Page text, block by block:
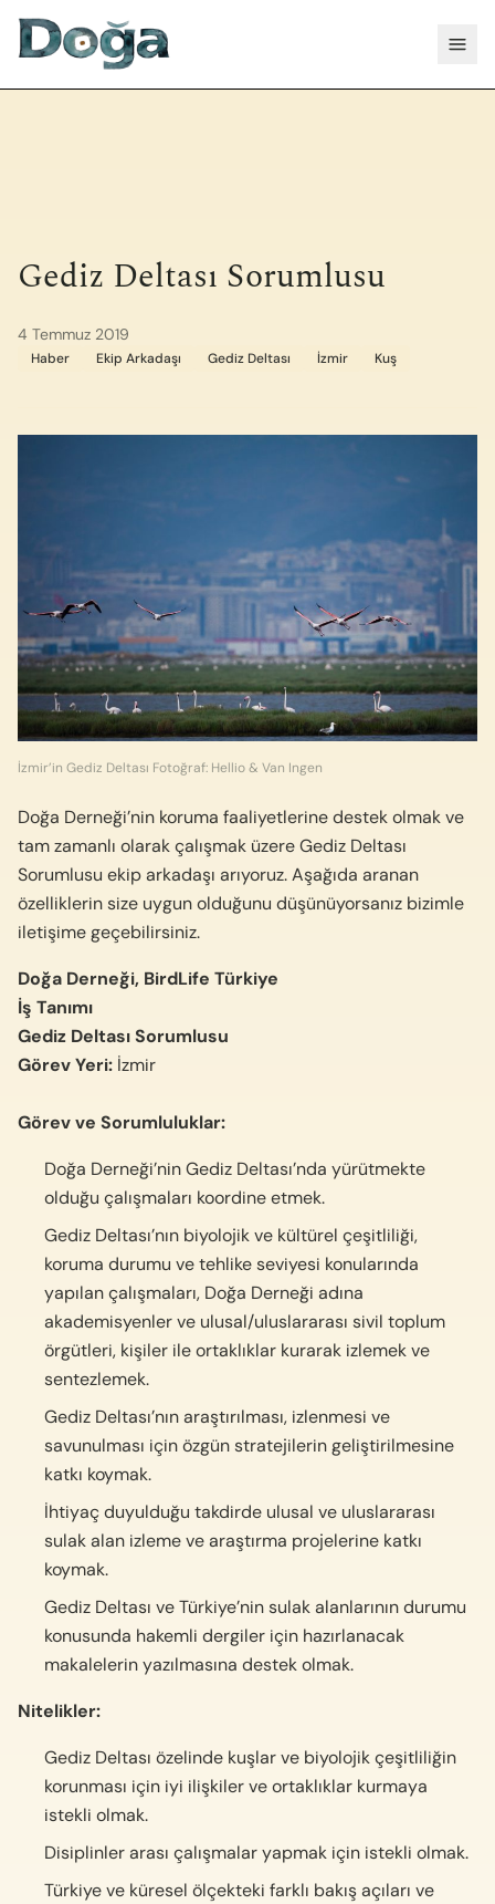
Gediz Deltası Sorumlusu
4 Temmuz 2019
Haber Ekip Arkadaşı Gediz Deltası İzmir Kuş
İzmir’in Gediz Deltası Fotoğraf: Hellio & Van Ingen
Doğa Derneği’nin koruma faaliyetlerine destek olmak ve
tam zamanlı olarak çalışmak üzere Gediz Deltası
Sorumlusu ekip arkadaşı arıyoruz. Aşağıda aranan
özelliklerin size uygun olduğunu düşünüyorsanız bizimle
iletişime geçebilirsiniz.
Doğa Derneği, BirdLife Türkiye
İş Tanımı
Gediz Deltası Sorumlusu
Görev Yeri: İzmir
Görev ve Sorumluluklar:
Doğa Derneği’nin Gediz Deltası’nda yürütmekte
olduğu çalışmaları koordine etmek.
Gediz Deltası’nın biyolojik ve kültürel çeşitliliği,
koruma durumu ve tehlike seviyesi konularında
yapılan çalışmaları, Doğa Derneği adına
akademisyenler ve ulusal/uluslararası sivil toplum
örgütleri, kişiler ile ortaklıklar kurarak izlemek ve
sentezlemek.
Gediz Deltası’nın araştırılması, izlenmesi ve
savunulması için özgün stratejilerin geliştirilmesine
katkı koymak.
İhtiyaç duyulduğu takdirde ulusal ve uluslararası
sulak alan izleme ve araştırma projelerine katkı
koymak.
Gediz Deltası ve Türkiye’nin sulak alanlarının durumu
konusunda hakemli dergiler için hazırlanacak
makalelerin yazılmasına destek olmak.
Nitelikler:
Gediz Deltası özelinde kuşlar ve biyolojik çeşitliliğin
korunması için iyi ilişkiler ve ortaklıklar kurmaya
istekli olmak.
Disiplinler arası çalışmalar yapmak için istekli olmak.
Türkiye ve küresel ölçekteki farklı bakış açıları ve